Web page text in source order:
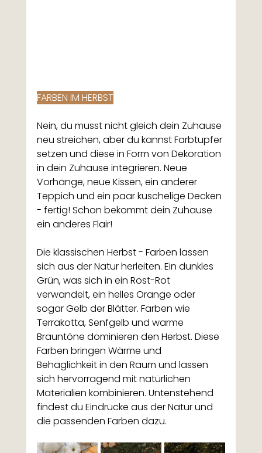
FARBEN IM HERBST
Nein, du musst nicht gleich dein Zuhause
neu streichen, aber du kannst Farbtupfer
setzen und diese in Form von Dekoration
in dein Zuhause integrieren. Neue
Vorhänge, neue Kissen, ein anderer
Teppich und ein paar kuschelige Decken
- fertig! Schon bekommt dein Zuhause
ein anderes Flair!
Die klassischen Herbst - Farben lassen
sich aus der Natur herleiten. Ein dunkles
Grün, was sich in ein Rost-Rot
verwandelt, ein helles Orange oder
sogar Gelb der Blätter. Farben wie
Terrakotta, Senfgelb und warme
Brauntöne dominieren den Herbst. Diese
Farben bringen Wärme und
Behaglichkeit in den Raum und lassen
sich hervorragend mit natürlichen
Materialien kombinieren. Untenstehend
findest du Eindrücke aus der Natur und
die passenden Farben dazu.